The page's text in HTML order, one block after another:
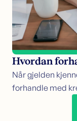
Hvordan
Når gjelden
forhandle med